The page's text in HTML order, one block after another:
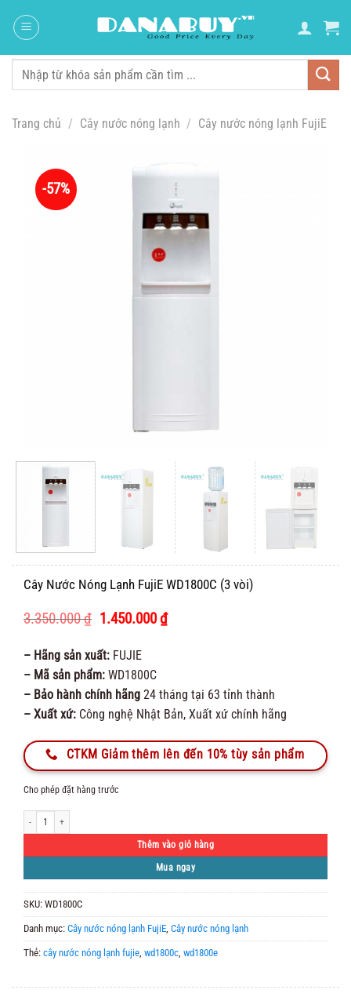
đến
dung
Tìm
Trang chủ / Cây nước nóng lạnh / Cây nước nóng lạnh FujiE
-57%
Cây Nước Nóng Lạnh FujiE WD1800C (3 vòi)
3.350.000₫ Giá
là:
3.350.000 ₫.
1.450.000₫Giá
– Hãng sản xuất: FUJIE
– Mã sản phẩm: WD1800C
– Bảo hành chính hãng 24 tháng tại 63 tỉnh thành
– Xuất xứ: Công nghệ Nhật Bản, Xuất xứ chính hãng
CTKM Giảm thêm lên đến 10% tùy sản phẩm
Cho phép đặt hàng trước
Cây Nước Nóng Lạnh FujiE WD1800C (3 vòi) số lượng
Thêm vào giỏ hàng
Mua ngay
SKU: WD1800C
Danh mục: Cây nước nóng lạnh FujiE Cây nước nóng lạnh
Thẻ: cây nước nóng lạnh fujie wd1800c wd1800e